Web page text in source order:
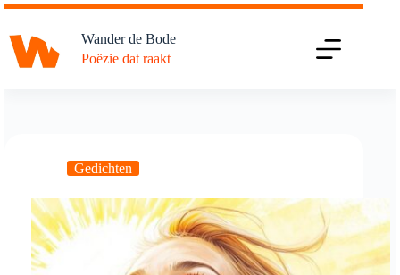
Ga
de
inhoud
Wander de Bode
Poëzie dat raakt
Gedichten